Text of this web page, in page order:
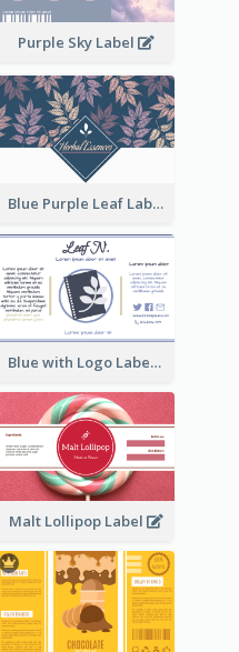
Purple Sky Label
Blue Purple Leaf Label
Blue with Logo Label
Malt Lollipop Label